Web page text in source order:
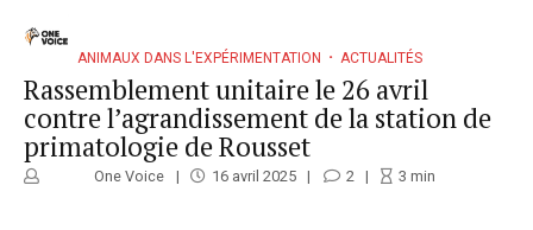
ANIMAUX DANS L'EXPÉRIMENTATION ACTUALITÉS
Rassemblement unitaire le 26 avril
contre l’agrandissement de la station de
primatologie de Rousset
One Voice 16 avril 2025 2 3 min